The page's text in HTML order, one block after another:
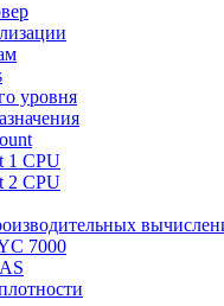
уровня
1 CPU
2 CPU
7000